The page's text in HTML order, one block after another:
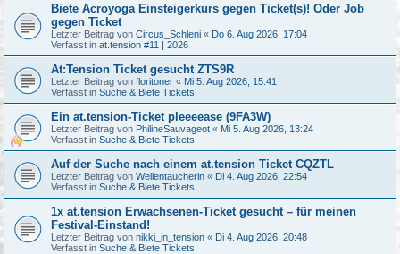
Biete Acroyoga Einsteigerkurs gegen Ticket(s)! Oder Job
gegen Ticket
Letzter Beitrag von Circus_Schleni « Do 6. Aug 2026, 17:04
Verfasst in at.tension #11 | 2026
At:Tension Ticket gesucht ZTS9R
Letzter Beitrag von floritoner « Mi 5. Aug 2026, 15:41
Verfasst in Suche & Biete Tickets
Ein at.tension-Ticket pleeeease (9FA3W)
Letzter Beitrag von PhilineSauvageot « Mi 5. Aug 2026, 13:24
Verfasst in Suche & Biete Tickets
Auf der Suche nach einem at.tension Ticket CQZTL
Letzter Beitrag von Wellentaucherin « Di 4. Aug 2026, 22:54
Verfasst in Suche & Biete Tickets
1x at.tension Erwachsenen-Ticket gesucht – für meinen
Festival-Einstand!
Letzter Beitrag von nikki_in_tension « Di 4. Aug 2026, 20:48
Verfasst in Suche & Biete Tickets